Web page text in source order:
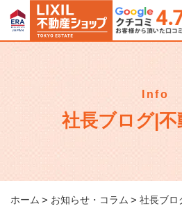
Info
社長ブログ|不
ホーム お知らせ・コラム 社長ブロ